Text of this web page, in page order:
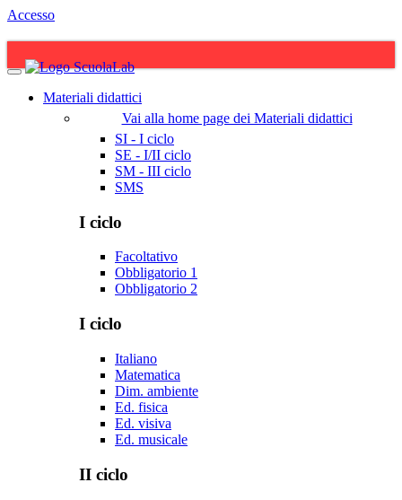
Accesso
Materiali didattici
Vai alla home page dei Materiali didattici
SI - I ciclo
SE - I/II ciclo
SM - III ciclo
SMS
I ciclo
Facoltativo
Obbligatorio 1
Obbligatorio 2
I ciclo
Italiano
Matematica
Dim. ambiente
Ed. fisica
Ed. visiva
Ed. musicale
II ciclo